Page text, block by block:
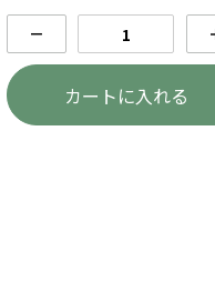
－
カートに入れる